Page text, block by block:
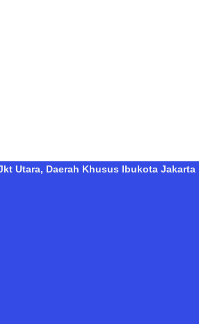
Utara, Daerah Khusus Ibukota Jakarta